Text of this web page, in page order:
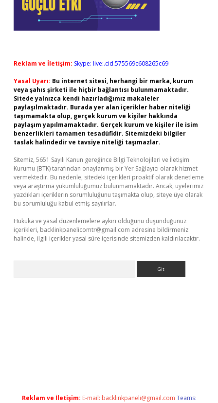
Reklam ve İletişim: Skype: live:.cid.575569c608265c69
Yasal Uyarı: Bu internet sitesi, herhangi bir marka, kurum
veya şahıs şirketi ile hiçbir bağlantısı bulunmamaktadır.
Sitede yalnızca kendi hazırladığımız makaleler
paylaşılmaktadır. Burada yer alan içerikler haber niteliği
taşımamakta olup, gerçek kurum ve kişiler hakkında
paylaşım yapılmamaktadır. Gerçek kurum ve kişiler ile isim
benzerlikleri tamamen tesadüfidir. Sitemizdeki bilgiler
taslak halindedir ve tavsiye niteliği taşımazlar.
Sitemiz, 5651 Sayılı Kanun gereğince Bilgi Teknolojileri ve İletişim
Kurumu (BTK) tarafından onaylanmış bir Yer Sağlayıcı olarak hizmet
vermektedir. Bu nedenle, sitedeki içerikleri proaktif olarak denetleme
veya araştırma yükümlülüğümüz bulunmamaktadır. Ancak, üyelerimiz
yazdıkları içeriklerin sorumluluğunu taşımakta olup, siteye üye olarak
bu sorumluluğu kabul etmiş sayılırlar.
Hukuka ve yasal düzenlemelere aykırı olduğunu düşündüğünüz
içerikleri, backlinkpanelicomtr@gmail.com adresine bildirmeniz
halinde, ilgili içerikler yasal süre içerisinde sitemizden kaldırılacaktır.
Reklam ve İletişim: E-mail: backlinkpaneli@gmail.com Teams: